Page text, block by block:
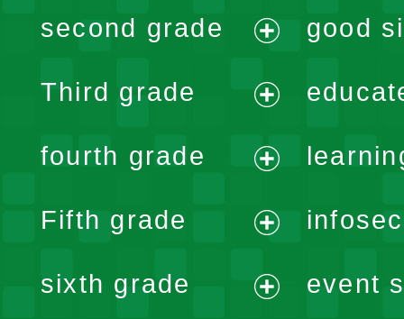
menu
second grade
menu
Third grade
menu
fourth grade
menu
Fifth grade
menu
sixth grade
good
event